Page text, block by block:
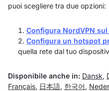
puoi scegliere tra due opzioni:
Configura NordVPN
Configura un hotspot
quella rete dal tuo
Disponibile anche in: Dansk,
Français, 日本語, 한국어 ,